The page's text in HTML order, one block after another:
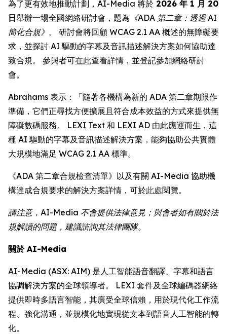
為了更有效地推動計劃，AI-Media 將於 2026 年 1 月 20
日舉辦一場全國網絡研討會，題為 《ADA 第二章：透過 AI
簡化合規》 。 研討會將回顧 WCAG 2.1 AA 概述的無障礙要
求，並探討 AI 驅動的字幕及音訊描述解決方案如何協助達
致合規。 參與者可在此查看詳情，並登記參加網絡研討
會。
Abrahams 表示：「隨著各機構為新的 ADA 第二章期限作
準備，它們正尋找方便擴展且符合成本效益的方式來提供無
障礙數碼服務。 LEXI Text 和 LEXI AD 由此應運而生，這
種 AI 驅動的字幕及音訊描述解決方案，能夠協助公共實體
大規模地滿足 WCAG 2.1 AA 標準。
《ADA 第二章合規檢查清單》以及有關 AI-Media 協助機
構達成合規要求的解決方案詳情，可於此處閱覽。
請注意，AI-Media 不會提供法律意見；與會者如有關於法
規解讀的問題，建議諮詢其法律團隊。
關於 AI-Media
AI-Media (ASX: AIM) 是人工智能語音翻譯、字幕和語言
協調解決方案的全球領導者。 LEXI 套件及全球編碼器網絡
提供即時多語言智能，其廣受全球信賴，用於現代化工作流
程、強化溝通，並規模化地實現從文本到語音人工智能的轉
化。